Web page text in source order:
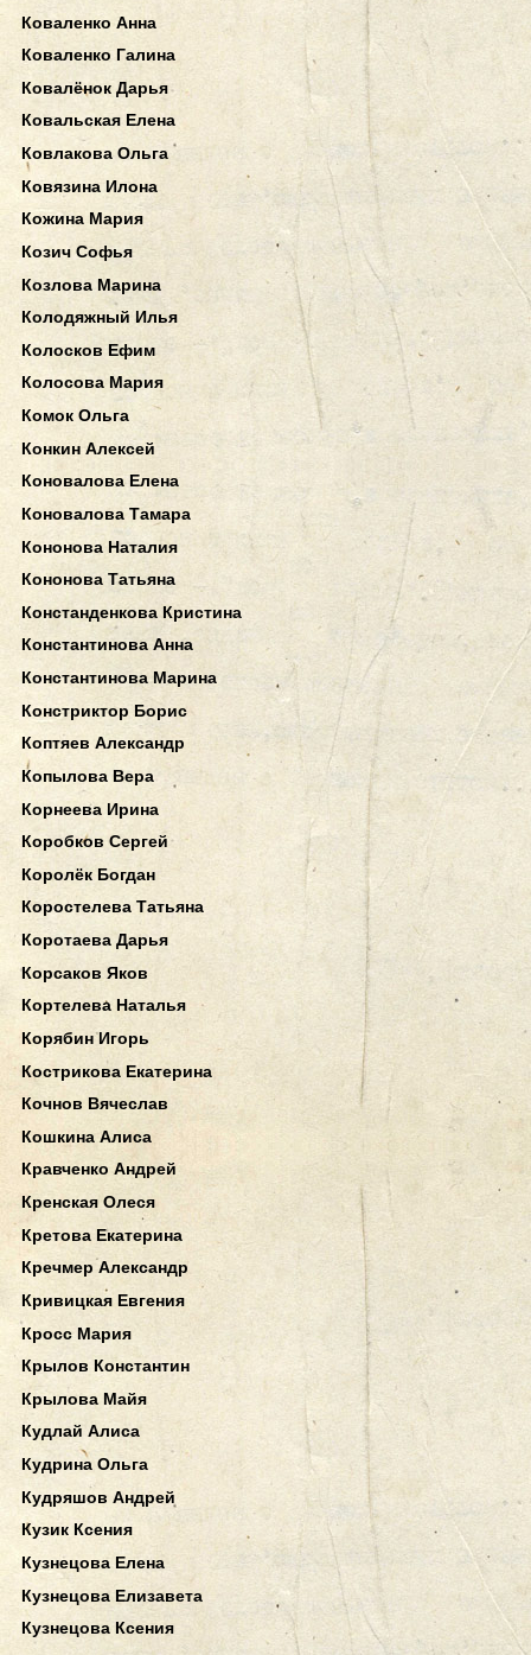
Коваленко Анна
Коваленко Галина
Ковалёнок Дарья
Ковальская Елена
Ковлакова Ольга
Ковязина Илона
Кожина Мария
Козич Софья
Козлова Марина
Колодяжный Илья
Колосков Ефим
Колосова Мария
Комок Ольга
Конкин Алексей
Коновалова Елена
Коновалова Тамара
Кононова Наталия
Кононова Татьяна
Констанденкова Кристина
Константинова Анна
Константинова Марина
Констриктор Борис
Коптяев Александр
Копылова Вера
Корнеева Ирина
Коробков Сергей
Королёк Богдан
Коростелева Татьяна
Коротаева Дарья
Корсаков Яков
Кортелева Наталья
Корябин Игорь
Кострикова Екатерина
Кочнов Вячеслав
Кошкина Алиса
Кравченко Андрей
Кренская Олеся
Кретова Екатерина
Кречмер Александр
Кривицкая Евгения
Кросс Мария
Крылов Константин
Крылова Майя
Кудлай Алиса
Кудрина Ольга
Кудряшов Андрей
Кузик Ксения
Кузнецова Елена
Кузнецова Елизавета
Кузнецова Ксения